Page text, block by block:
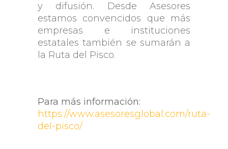
y difusión. Desde Asesores
estamos convencidos que más
empresas e instituciones
estatales también se sumarán a
la Ruta del Pisco.
Para más información:
https://www.asesoresglobal.com/ruta-
del-pisco/